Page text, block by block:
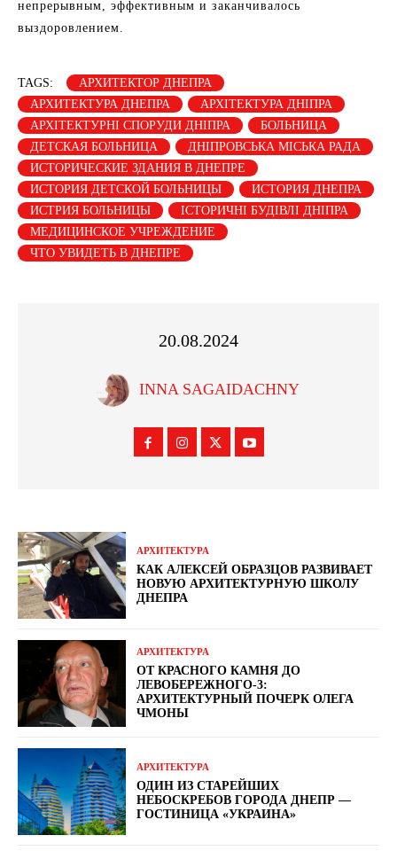
непрерывным, эффективным и заканчивалось
выздоровлением.
TAGS:
АРХИТЕКТОР ДНЕПРА
АРХИТЕКТУРА ДНЕПРА
АРХІТЕКТУРА ДНІПРА
АРХІТЕКТУРНІ СПОРУДИ ДНІПРА
БОЛЬНИЦА
ДЕТСКАЯ БОЛЬНИЦА
ДНІПРОВСЬКА МІСЬКА РАДА
ИСТОРИЧЕСКИЕ ЗДАНИЯ В ДНЕПРЕ
ИСТОРИЯ ДЕТСКОЙ БОЛЬНИЦЫ
ИСТОРИЯ ДНЕПРА
ИСТРИЯ БОЛЬНИЦЫ
ІСТОРИЧНІ БУДІВЛІ ДНІПРА
МЕДИЦИНСКОЕ УЧРЕЖДЕНИЕ
ЧТО УВИДЕТЬ В ДНЕПРЕ
20.08.2024
INNA SAGAIDACHNY
АРХИТЕКТУРА
КАК АЛЕКСЕЙ ОБРАЗЦОВ РАЗВИВАЕТ
НОВУЮ АРХИТЕКТУРНУЮ ШКОЛУ
ДНЕПРА
АРХИТЕКТУРА
ОТ КРАСНОГО КАМНЯ ДО
ЛЕВОБЕРЕЖНОГО-3:
АРХИТЕКТУРНЫЙ ПОЧЕРК ОЛЕГА
ЧМОНЫ
АРХИТЕКТУРА
ОДИН ИЗ СТАРЕЙШИХ
НЕБОСКРЕБОВ ГОРОДА ДНЕПР —
ГОСТИНИЦА «УКРАИНА»